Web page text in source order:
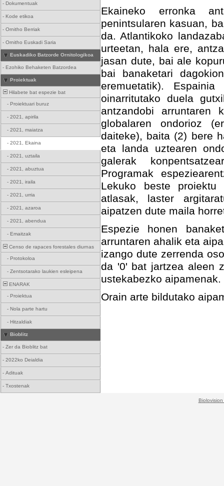
- Dokumentuak
- Kode etikoa
- Ornitho Berriak
- Ornitho Euskadi Saria
Euskadiko Batzorde Ornitologikoa
- Ezohiko Behaketen Batzordea
Proiektuak
Hilabete bat espezie bat
- Proiektuari buruz
- 2021, apirila
- 2021, maiatza
- 2021, Ekaina
- 2021, uztaila
- 2021, abuztua
- 2021, iraila
- 2021, urria
- 2021, azaroa
- 2021, abendua
- Emaitzak
Censo de rapaces forestales diurnas
- Protokoloa
- Zentsotarako laukien esleipena
ENARAK
- Proiektua
- Nola parte hartu
- Hitzaldiak
Bioblitz
- Zer da Bioblitz bat
- 2022ko Deialdia
- Adituak
- Txostenak
Ekaineko erronka
penintsularen kasuan,
da. Atlantikoko
urteetan, hala ere,
jasan dute, bai ale
bai banaketari
eremuetatik).
oinarritutako duela
antzandobi arruntaren
globalaren ondorioz
daiteke), baita (2) bere
eta landa uztearen
galerak
Programak
Lekuko beste proiektu
atlasak, laster
aipatzen dute maila
Espezie honen
arruntaren ahalik eta
izango dute zerrenda
da '0' bat jartzea aleen
ustekabezko aipamenak.
Orain arte bildutako
Biolovision